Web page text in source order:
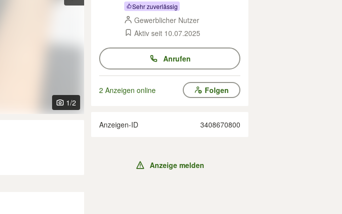
1/2
Sehr zuverlässig
Gewerblicher Nutzer
Aktiv seit 10.07.2025
Anrufen
2 Anzeigen online Folgen
Anzeigen-ID 3408670800
Anzeige melden